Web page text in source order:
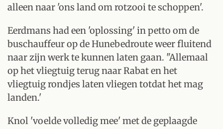
alleen naar 'ons land om rotzooi te schoppen'.
Eerdmans had een 'oplossing' in petto om de
buschauffeur op de Hunebedroute weer fluitend
naar zijn werk te kunnen laten gaan. "Allemaal
op het vliegtuig terug naar Rabat en het
vliegtuig rondjes laten vliegen totdat het mag
landen.'
Knol 'voelde volledig mee' met de geplaagde